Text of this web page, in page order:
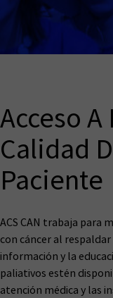
Acceso
Calidad
Paciente
ACS CAN trabaja para
con cáncer al
información y la
paliativos estén
atención médica y las